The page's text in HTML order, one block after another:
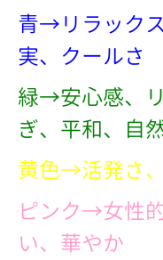
青→リラック
実、クールさ
緑→安心感、
ぎ、平和、自
黄色→活発さ
ピンク→女性
い、華やか